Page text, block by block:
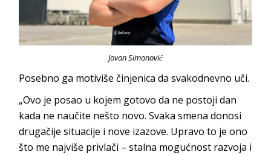
Jovan Simonović
Posebno ga motiviše činjenica da svakodnevno uči.
„Ovo je posao u kojem gotovo da ne postoji dan
kada ne naučite nešto novo. Svaka smena donosi
drugačije situacije i nove izazove. Upravo to je ono
što me najviše privlači – stalna mogućnost razvoja i